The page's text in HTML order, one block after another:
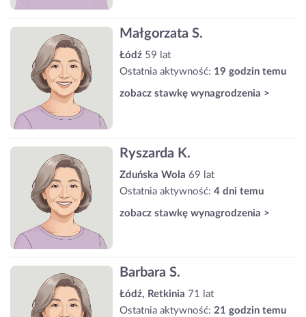
Małgorzata S.
Łódź 59 lat
Ostatnia aktywność: 19 godzin temu
zobacz stawkę wynagrodzenia >
Ryszarda K.
Zduńska Wola 69 lat
Ostatnia aktywność: 4 dni temu
zobacz stawkę wynagrodzenia >
Barbara S.
Łódź, Retkinia 71 lat
Ostatnia aktywność: 21 godzin temu